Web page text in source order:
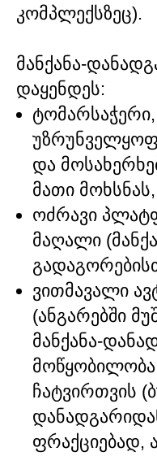
კომპლექსზეც).
მანქანა-
დაყენდეს:
და
მათი მოხსნას,
ოძრავი
მაღალი
ვითმავალი
(ანგარებში
მანქანა-
ჩატვირთვის
ფრაქციებად,